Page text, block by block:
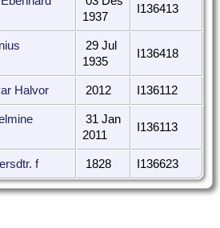
1937
I136413
29 Jul
1935
I136418
Halvor 2012 I136112
31 Jan
2011
I136113
f 1828 I136623